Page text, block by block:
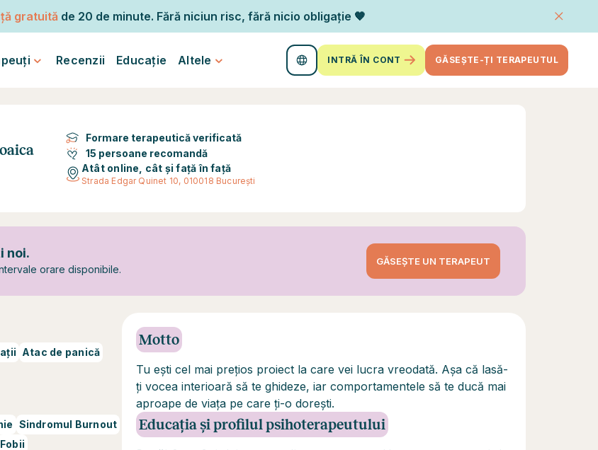
gratuită de 20 de minute. Fără niciun risc, fără nicio obligație 🧡
Recenzii Educație Altele INTRĂ ÎN CONT GĂSEȘTE-ȚI TERAPEUTUL
Formare terapeutică verificată
15 persoane recomandă
Atât online, cât și față în față
Strada Edgar Quinet 10, 010018 București
noi.
orare disponibile.
GĂSEȘTE UN TERAPEUT
Atac de panică
Sindromul Burnout
Fobii
Motto
Tu ești cel mai prețios proiect la care vei lucra vreodată. Așa că lasă-
ți vocea interioară să te ghideze, iar comportamentele să te ducă mai
aproape de viața pe care ți-o dorești.
Educația și profilul psihoterapeutului